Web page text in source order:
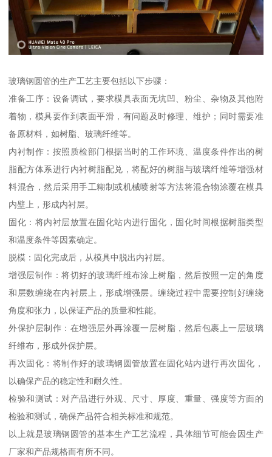
玻璃钢圆管的生产工艺主要包括以下步骤：
准备工序：设备调试，要求模具表面无坑凹、粉尘、杂物及其他附
着物，模具要作到表面平滑，有问题及时修理、维护；同时需要准
备原材料，如树脂、玻璃纤维等。
内衬制作：按照质检部门根据当时的工作环境、温度条件作出的树
脂配方体系进行内衬树脂配兑，将配好的树脂与玻璃纤维等增强材
料混合，然后采用手工糊制或机械喷射等方法将混合物涂覆在模具
内壁上，形成内衬层。
固化：将内衬层放置在固化站内进行固化，固化时间根据树脂类型
和温度条件等因素确定。
脱模：固化完成后，从模具中脱出内衬层。
增强层制作：将切好的玻璃纤维布涂上树脂，然后按照一定的角度
和层数缠绕在内衬层上，形成增强层。缠绕过程中需要控制好缠绕
角度和张力，以保证产品的质量和性能。
外保护层制作：在增强层外再涂覆一层树脂，然后包裹上一层玻璃
纤维布，形成外保护层。
再次固化：将制作好的玻璃钢圆管放置在固化站内进行再次固化，
以确保产品的稳定性和耐久性。
检验和测试：对产品进行外观、尺寸、厚度、重量、强度等方面的
检验和测试，确保产品符合相关标准和规范。
以上就是玻璃钢圆管的基本生产工艺流程，具体细节可能会因生产
厂家和产品规格而有所不同。